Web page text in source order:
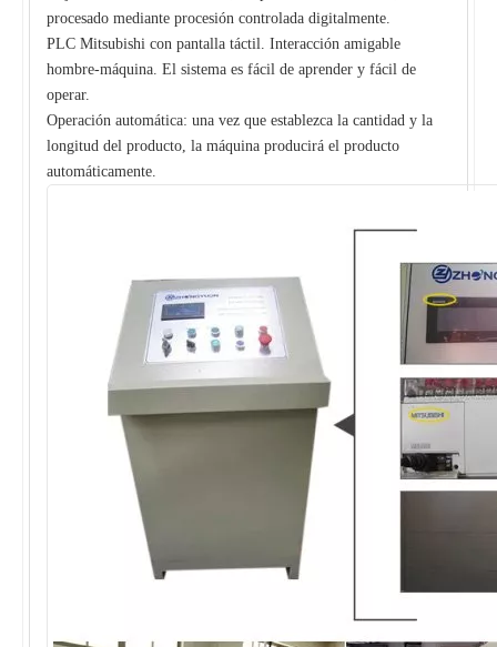
procesado mediante procesión controlada digitalmente.
PLC Mitsubishi con pantalla táctil. Interacción amigable
hombre-máquina. El sistema es fácil de aprender y fácil de
operar.
Operación automática: una vez que establezca la cantidad y la
longitud del producto, la máquina producirá el producto
automáticamente.